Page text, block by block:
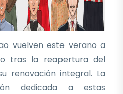
vuelven este verano a
tras la reapertura del
renovación integral. La
dedicada a estas